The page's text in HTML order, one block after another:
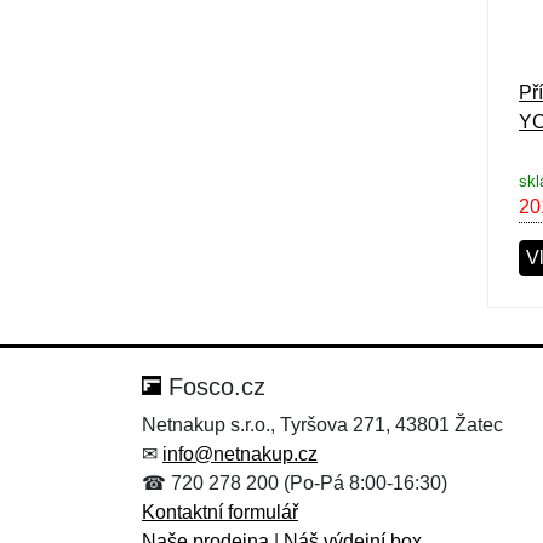
Fosco.cz
Netnakup s.r.o., Tyršova 271, 43801 Žatec
✉ info@netnakup.cz
☎ 720 278 200 (Po-Pá 8:00-16:30)
Kontaktní formulář